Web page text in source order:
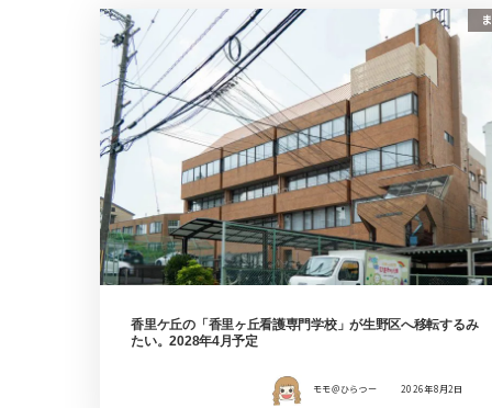
香里ケ丘の「香里ヶ丘看護専門学校」が生野区へ移転するみ
たい。2028年4月予定
モモ＠ひらつー 2026年8月2日